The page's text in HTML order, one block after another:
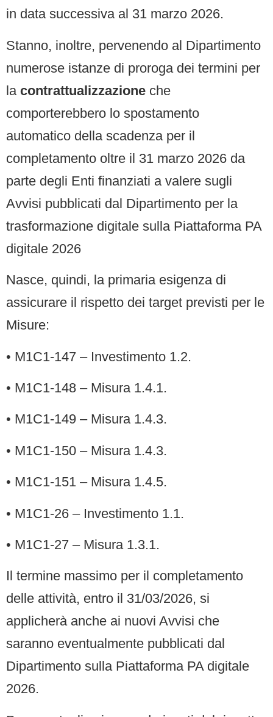
in data successiva al 31 marzo 2026.
Stanno, inoltre, pervenendo al Dipartimento
numerose istanze di proroga dei termini per
la contrattualizzazione che
comporterebbero lo spostamento
automatico della scadenza per il
completamento oltre il 31 marzo 2026 da
parte degli Enti finanziati a valere sugli
Avvisi pubblicati dal Dipartimento per la
trasformazione digitale sulla Piattaforma PA
digitale 2026
Nasce, quindi, la primaria esigenza di
assicurare il rispetto dei target previsti per le
Misure:
• M1C1-147 – Investimento 1.2.
• M1C1-148 – Misura 1.4.1.
• M1C1-149 – Misura 1.4.3.
• M1C1-150 – Misura 1.4.3.
• M1C1-151 – Misura 1.4.5.
• M1C1-26 – Investimento 1.1.
• M1C1-27 – Misura 1.3.1.
Il termine massimo per il completamento
delle attività, entro il 31/03/2026, si
applicherà anche ai nuovi Avvisi che
saranno eventualmente pubblicati dal
Dipartimento sulla Piattaforma PA digitale
2026.